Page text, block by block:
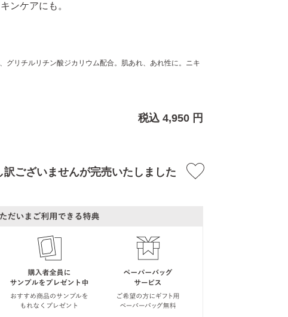
ンケアにも。
グリチルリチン酸ジカリウム配合。肌あれ、あれ性に。ニキ
税込 4,950 円
訳ございませんが完売いたしました